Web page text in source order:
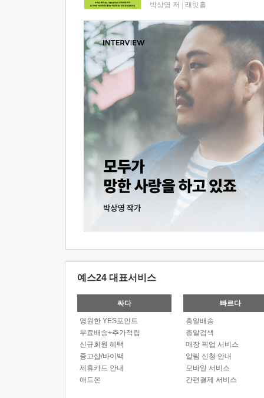
박상영 저 래빗홀
예스24 대표서비스
싸다
영원한 YES포인트
무료배송+추가적립
신규회원 혜택
중고샵/바이백
제휴카드 안내
애드온
빠르다
총알배송
총알검색
매장 픽업 서비스
알림 신청 안내
모바일 서비스
간편결제 서비스